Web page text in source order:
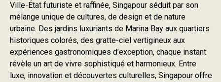
Ville-État futuriste et raffinée, Singapour séduit par son
mélange unique de cultures, de design et de nature
urbaine. Des jardins luxuriants de Marina Bay aux quartiers
historiques colorés, des gratte-ciel vertigineux aux
expériences gastronomiques d’exception, chaque instant
révèle un art de vivre sophistiqué et harmonieux. Entre
luxe, innovation et découvertes culturelles, Singapour offre